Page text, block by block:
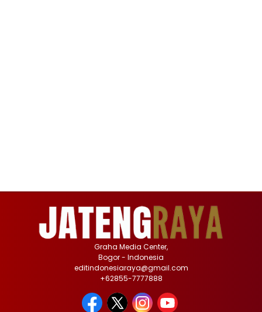
Graha Media Center,
Bogor - Indonesia
editindonesiaraya@gmail.com
+62855-7777888